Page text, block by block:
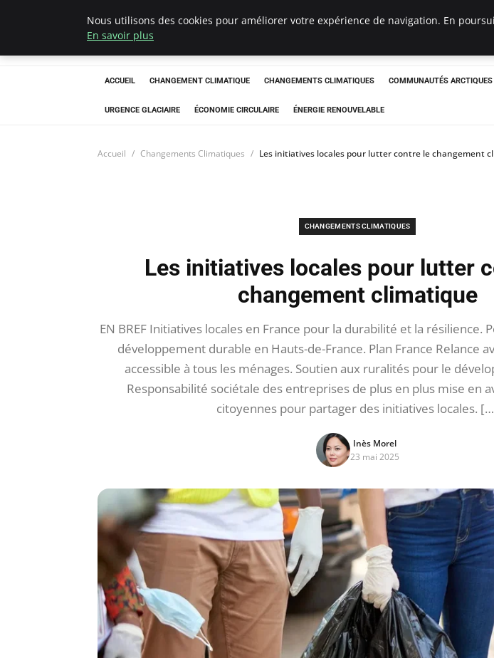
Arcticclimateemergency
ACCUEIL CHANGEMENT CLIMATIQUE CHANGEMENTS CLIMATIQUES COMMUNAUTÉS ARCTIQUES
URGENCE GLACIAIRE ÉCONOMIE CIRCULAIRE ÉNERGIE RENOUVELABLE
Accueil Changements Climatiques Les initiatives locales pour lutter contre le changement
CHANGEMENTS CLIMATIQUES
Les initiatives locales pour lutter
changement climatique
EN BREF Initiatives locales en France pour la durabilité et la résilience.
développement durable en Hauts-de-France. Plan France Relance
accessible à tous les ménages. Soutien aux ruralités pour le
Responsabilité sociétale des entreprises de plus en plus mise en
citoyennes pour partager des initiatives locales.
Inès Morel
23 mai 2025
Nous utilisons des cookies pour améliorer votre expérience de navigation. En
En savoir plus